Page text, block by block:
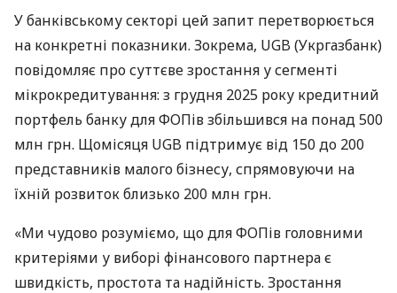
У банківському секторі цей запит перетворюється
на конкретні показники. Зокрема, UGB (Укргазбанк)
повідомляє про суттєве зростання у сегменті
мікрокредитування: з грудня 2025 року кредитний
портфель банку для ФОПів збільшився на понад 500
млн грн. Щомісяця UGB підтримує від 150 до 200
представників малого бізнесу, спрямовуючи на
їхній розвиток близько 200 млн грн.
«Ми чудово розуміємо, що для ФОПів головними
критеріями у виборі фінансового партнера є
швидкість, простота та надійність. Зростання